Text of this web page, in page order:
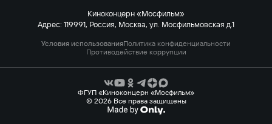
Киноконцерн «Мосфильм»
Адрес: 119991, Россия, Москва, ул. Мосфильмовская д.1
Условия использованияПолитика конфиденциальности
Противодействие коррупции
ФГУП «Киноконцерн «Мосфильм»
© 2026 Все права защищены